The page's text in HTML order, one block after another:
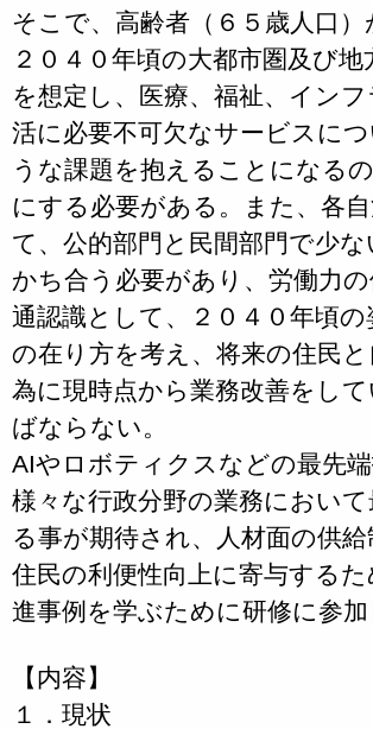
そこで、高齢者（６５歳人口）
２０４０年頃の大都市圏及び地
を想定し、医療、福祉、イン
活に必要不可欠なサービスに
うな課題を抱えることになる
にする必要がある。また、各
て、公的部門と民間部門で少
かち合う必要があり、労働力
通認識として、２０４０年頃
の在り方を考え、将来の住民
為に現時点から業務改善をし
ばならない。
AIやロボティクスなどの最先端
様々な行政分野の業務におい
る事が期待され、人材面の供
住民の利便性向上に寄与する
進事例を学ぶために研修に参加
【内容】
１．現状